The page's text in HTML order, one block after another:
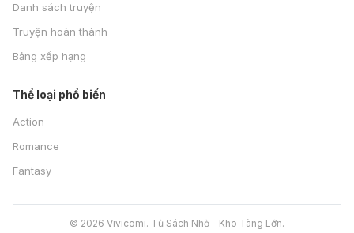
Danh sách truyện
Truyện hoàn thành
Bảng xếp hạng
Thể loại phổ biến
Action
Romance
Fantasy
© 2026 Vivicomi. Tủ Sách Nhỏ – Kho Tàng Lớn.